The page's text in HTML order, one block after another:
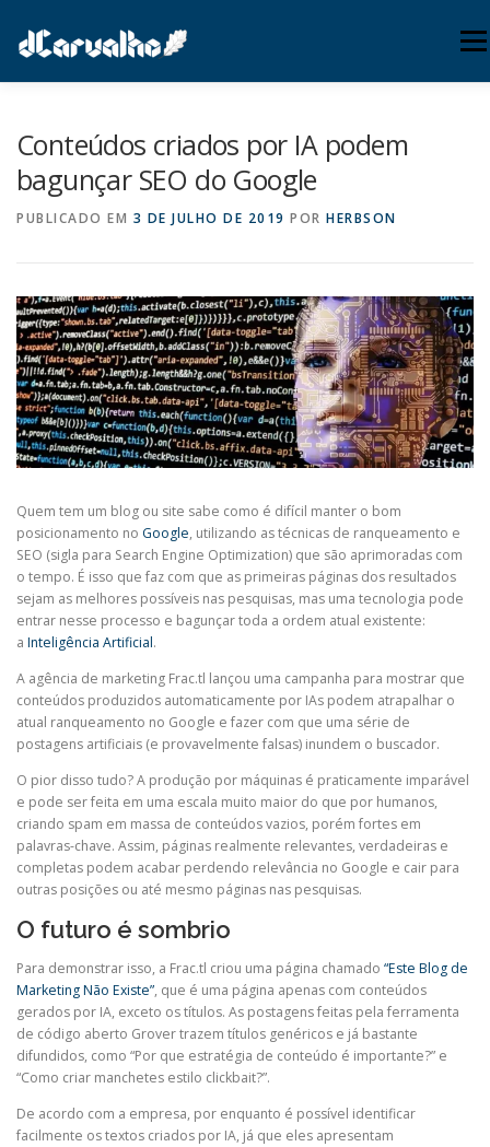
Menu
Conteúdos criados por IA podem
bagunçar SEO do Google
PUBLICADO EM 3 DE JULHO DE 2019 POR HERBSON
Quem tem um blog ou site sabe como é difícil manter o bom
posicionamento no Google, utilizando as técnicas de ranqueamento e
SEO (sigla para Search Engine Optimization) que são aprimoradas com
o tempo. É isso que faz com que as primeiras páginas dos resultados
sejam as melhores possíveis nas pesquisas, mas uma tecnologia pode
entrar nesse processo e bagunçar toda a ordem atual existente:
a Inteligência Artificial.
A agência de marketing Frac.tl lançou uma campanha para mostrar que
conteúdos produzidos automaticamente por IAs podem atrapalhar o
atual ranqueamento no Google e fazer com que uma série de
postagens artificiais (e provavelmente falsas) inundem o buscador.
O pior disso tudo? A produção por máquinas é praticamente imparável
e pode ser feita em uma escala muito maior do que por humanos,
criando spam em massa de conteúdos vazios, porém fortes em
palavras-chave. Assim, páginas realmente relevantes, verdadeiras e
completas podem acabar perdendo relevância no Google e cair para
outras posições ou até mesmo páginas nas pesquisas.
O futuro é sombrio
Para demonstrar isso, a Frac.tl criou uma página chamado “Este Blog de
Marketing Não Existe”, que é uma página apenas com conteúdos
gerados por IA, exceto os títulos. As postagens feitas pela ferramenta
de código aberto Grover trazem títulos genéricos e já bastante
difundidos, como “Por que estratégia de conteúdo é importante?” e
“Como criar manchetes estilo clickbait?”.
De acordo com a empresa, por enquanto é possível identificar
facilmente os textos criados por IA, já que eles apresentam